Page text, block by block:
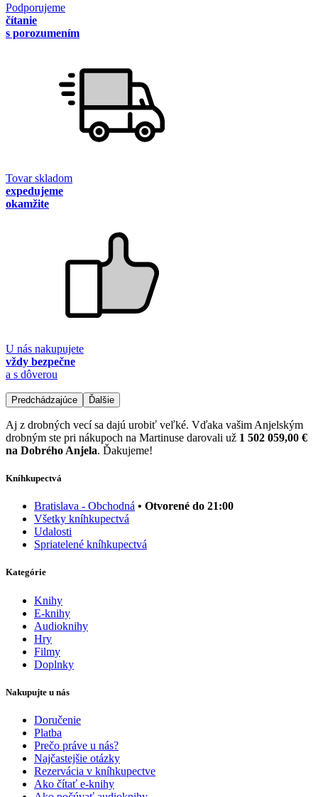
Podporujeme
čítanie
s porozumením
Tovar skladom
expedujeme
okamžite
U nás nakupujete
vždy bezpečne
a s dôverou
Predchádzajúce Ďalšie
Aj z drobných vecí sa dajú urobiť veľké. Vďaka vašim Anjelským
drobným ste pri nákupoch na Martinuse darovali už 1 502 059,00 €
na Dobrého Anjela. Ďakujeme!
Kníhkupectvá
Bratislava - Obchodná • Otvorené do 21:00
Všetky kníhkupectvá
Udalosti
Spriatelené kníhkupectvá
Kategórie
Knihy
E-knihy
Audioknihy
Hry
Filmy
Doplnky
Nakupujte u nás
Doručenie
Platba
Prečo práve u nás?
Najčastejšie otázky
Rezervácia v kníhkupectve
Ako čítať e-knihy